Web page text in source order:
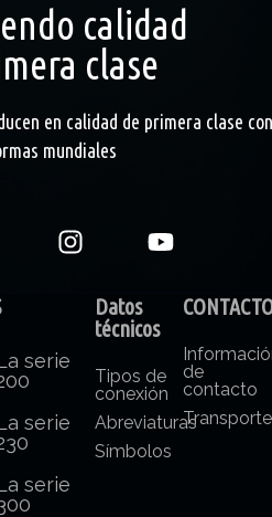
calidad
clase
en calidad de primera clase con
mundiales
serie
serie
serie
Datos
técnicos
Tipos de
conexión
Abreviaturas
Símbolos
de
contacto
Transporte